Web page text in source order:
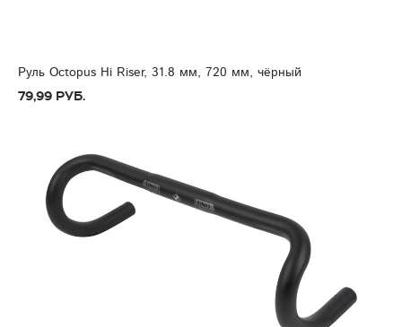
Руль Octopus Hi Riser, 31.8 мм, 720 мм, чёрный
79,99 руб.